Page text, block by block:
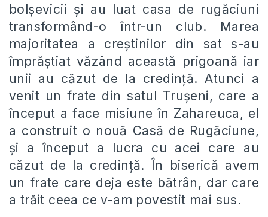
bolșevicii și au luat casa de rugăciuni
transformând-o într-un club. Marea
majoritatea a creștinilor din sat s-au
împrăștiat văzând această prigoană iar
unii au căzut de la credință. Atunci a
venit un frate din satul Trușeni, care a
început a face misiune în Zahareuca, el
a construit o nouă Casă de Rugăciune,
și a început a lucra cu acei care au
căzut de la credință. În biserică avem
un frate care deja este bătrân, dar care
a trăit ceea ce v-am povestit mai sus.